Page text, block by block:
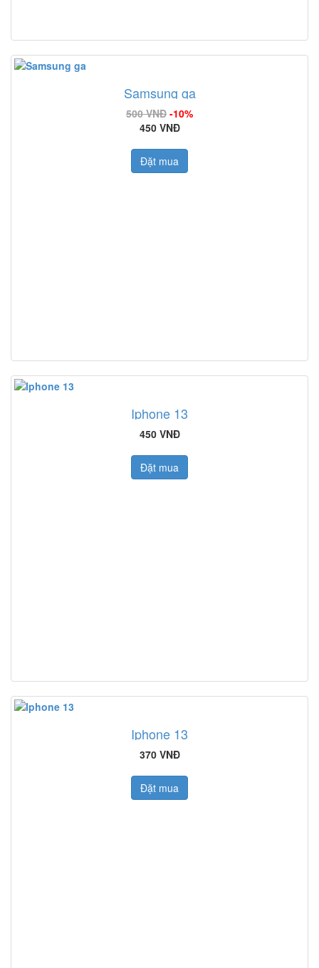
Samsung ga
500 VNĐ -10%
450 VNĐ
Đặt mua
Iphone 13
450 VNĐ
Đặt mua
Iphone 13
370 VNĐ
Đặt mua